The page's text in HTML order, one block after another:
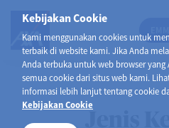
Kebijakan Cookie
Kami menggunakan cookies untuk
terbaik di website kami. Jika Anda
Anda terbuka untuk web browser
semua cookie dari situs web kami.
informasi lebih lanjut tentang cookie
Kebijakan Cookie